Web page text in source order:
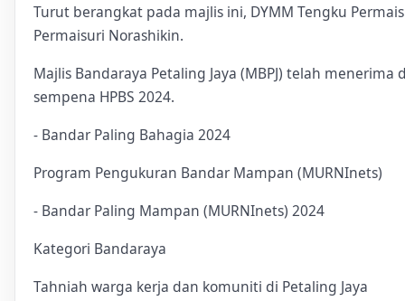
Turut berangkat pada majlis ini, DYMM Tengku
Permaisuri Norashikin.
Majlis Bandaraya Petaling Jaya (MBPJ) telah menerima
sempena HPBS 2024.
- Bandar Paling Bahagia 2024
Program Pengukuran Bandar Mampan (MURNInets)
- Bandar Paling Mampan (MURNInets) 2024
Kategori Bandaraya
Tahniah warga kerja dan komuniti di Petaling Jaya